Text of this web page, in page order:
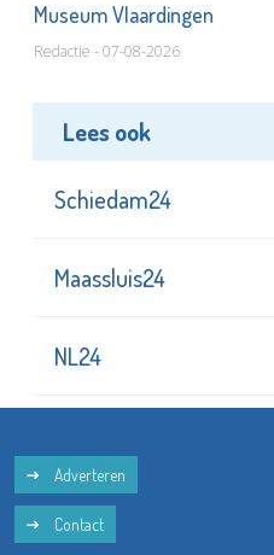
Museum Vlaardingen
Redactie - 07-08-2026
Lees ook
Schiedam24
Maassluis24
NL24
Adverteren
Contact